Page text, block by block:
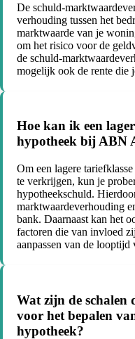
De schuld-
verhouding tussen het
marktwaarde van je
om het risico voor de
de schuld-
mogelijk ook de rente die
Hoe kan ik een
hypotheek bij ABN
Om een lagere
te verkrijgen, kun je
hypotheekschuld.
marktwaardeverhouding
bank. Daarnaast kan het
factoren die van invloed
aanpassen van de looptijd
Wat zijn de schalen
voor het bepalen
hypotheek?